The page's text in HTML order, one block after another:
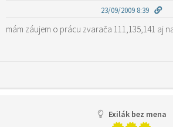
23/09/2009 8:39
mám záujem o prácu zvarača 111,135,141 aj
Exilák bez mena